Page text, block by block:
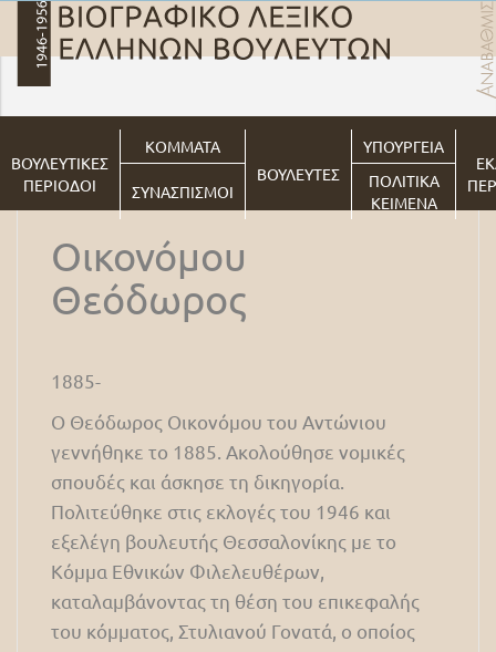
ΒΟΥΛΕΥΤΙΚΕΣ
ΠΕΡΙΟΔΟΙ
ΚΟΜΜΑΤΑ
ΒΟΥΛΕΥΤΕΣ
ΥΠΟΥΡΓΕΙΑ
ΣΥΝΑΣΠΙΣΜΟΙ
ΠΟΛΙΤΙΚΑ
ΚΕΙΜΕΝΑ
Οικονόμου
Θεόδωρος
1885-
Ο Θεόδωρος Οικονόμου του Αντώνιου
γεννήθηκε το 1885. Ακολούθησε νομικές
σπουδές και άσκησε τη δικηγορία.
Πολιτεύθηκε στις εκλογές του 1946 και
εξελέγη βουλευτής Θεσσαλονίκης με το
Κόμμα Εθνικών Φιλελευθέρων,
καταλαμβάνοντας τη θέση του επικεφαλής
του κόμματος, Στυλιανού Γονατά, ο οποίος